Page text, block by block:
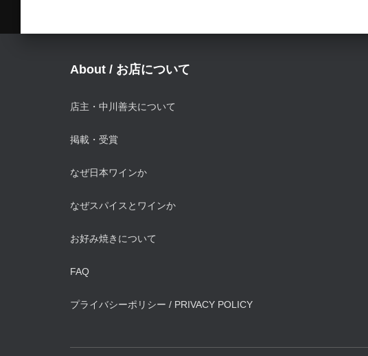
About / お店について
店主・中川善夫について
掲載・受賞
なぜ日本ワインか
なぜスパイスとワインか
お好み焼きについて
FAQ
プライバシーポリシー / PRIVACY POLICY